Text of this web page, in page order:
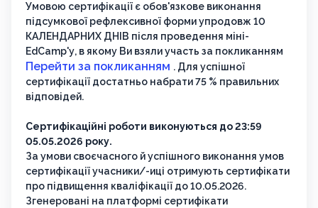
Умовою сертифікації є обов'язкове виконання
підсумкової рефлексивної форми упродовж 10
КАЛЕНДАРНИХ ДНІВ після проведення міні-
EdCamp'у, в якому Ви взяли участь за покликанням
Перейти за покликанням . Для успішної
сертифікації достатньо набрати 75 % правильних
відповідей.
Сертифікаційні роботи виконуються до 23:59
05.05.2026 року.
За умови своєчасного й успішного виконання умов
сертифікації учасники/-иці отримують сертифікати
про підвищення кваліфікації до 10.05.2026.
Згенеровані на платформі сертифікати